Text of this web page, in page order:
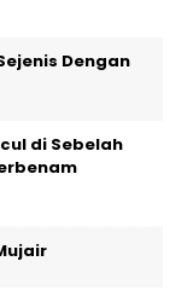
Dengan
di Sebelah